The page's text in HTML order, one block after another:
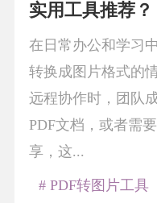
实用工具推荐？
在日常办公和学习
转换成图片格式的
远程协作时，团队
PDF文档，或者需
享，这...
# PDF转图片工具